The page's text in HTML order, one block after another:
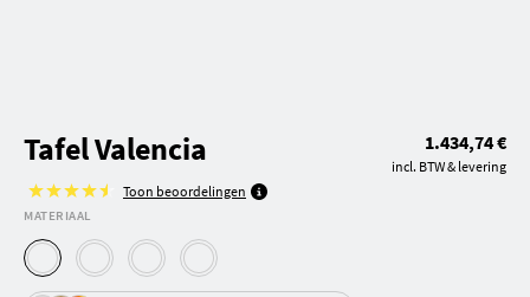
Tafel Valencia
Toon beoordelingen
1.434,74 €
incl. BTW & levering
MATERIAAL